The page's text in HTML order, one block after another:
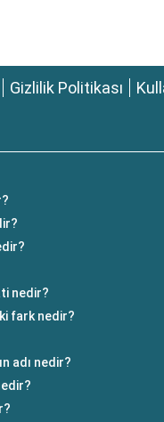
Gizlilik Politikası
nedir?
fark nedir?
adı nedir?